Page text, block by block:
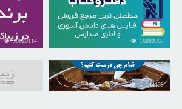
16880367
30820114
31044139